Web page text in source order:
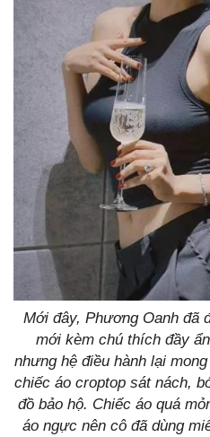
Mới đây, Phương Oanh đã
mới kèm chú thích đầy
nhưng hệ điều hành lại
chiếc áo croptop sát nách,
đồ bảo hộ. Chiếc áo quá
áo ngực nên cô đã dùng